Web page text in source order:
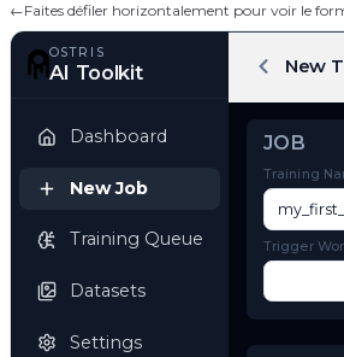
←Faites défiler horizontalement pour voir le
OSTRIS
Dashboard
New Job
Training Queue
JOB